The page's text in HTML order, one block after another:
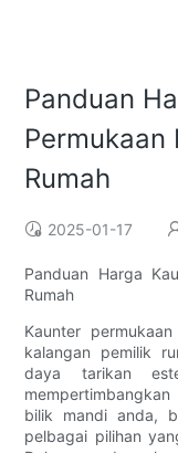
Panduan
Permukaan
Rumah
2025-01-17
Panduan Harga
Rumah
Kaunter
kalangan pemilik
daya tarikan
bilik mandi anda,
pelbagai pilihan